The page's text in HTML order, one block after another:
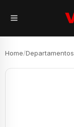
Home/Departamentos